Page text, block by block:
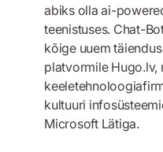
abiks olla ai-
teenistuses. Chat-
kõige uuem
platvormile Hugo.lv,
kultuuri
Microsoft Lätiga.